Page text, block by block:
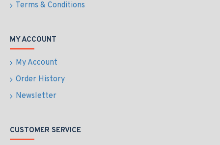
Terms & Conditions
MY ACCOUNT
My Account
Order History
Newsletter
CUSTOMER SERVICE